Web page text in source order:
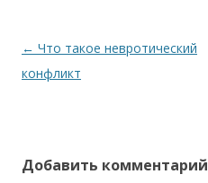
Навигация по записям
← Что такое невротический
конфликт
Добавить комментарий